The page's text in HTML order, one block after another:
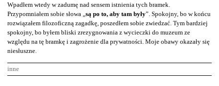
Wpadłem wtedy w zadumę nad sensem istnienia tych bramek.
Przypomniałem sobie słowa „ są po to, aby tam były”. Spokojny, bo w końcu
rozwiązałem filozoficzną zagadkę, poszedłem sobie zwiedzać. Tym bardziej
spokojny, bo byłem bliski zrezygnowania z wycieczki do muzeum ze
względu na tę bramkę i zagrożenie dla prywatności. Moje obawy okazały się
niesłuszne.
inne